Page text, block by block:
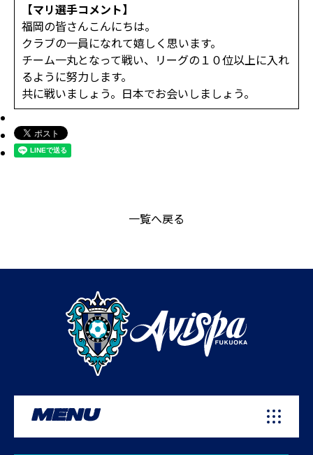
【マリ選手コメント】
福岡の皆さんこんにちは。
クラブの一員になれて嬉しく思います。
チーム一丸となって戦い、リーグの１０位以上に入れ
るように努力します。
共に戦いましょう。日本でお会いしましょう。
一覧へ戻る
MENU